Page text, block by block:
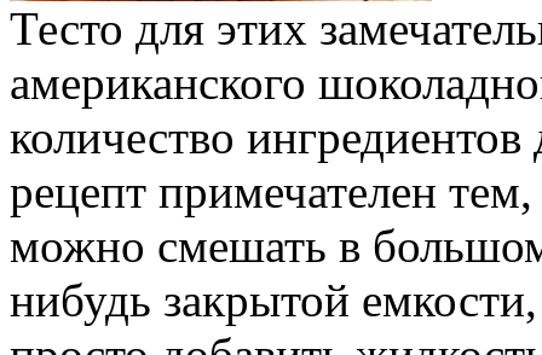
Тесто для этих
американского
количество ингредиентов
рецепт примечателен
можно смешать в
нибудь закрытой